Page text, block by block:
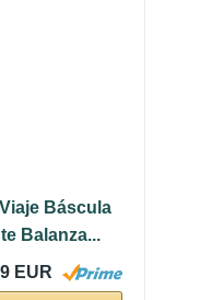
Báscula
Balanza...
EUR